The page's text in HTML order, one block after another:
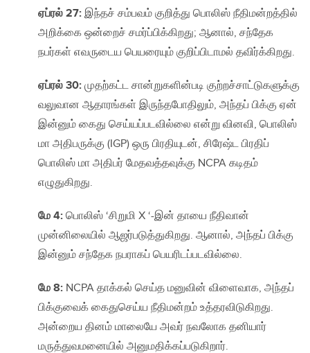
ஏப்ரல் 27: இந்தச் சம்பவம் குறித்து பொலிஸ் நீதிமன்றத்தில்
அறிக்கை ஒன்றைச் சமர்ப்பிக்கிறது; ஆனால், சந்தேக
நபர்கள் எவருடைய பெயரையும் குறிப்பிடாமல் தவிர்க்கிறது.
ஏப்ரல் 30: முதற்கட்ட சான்றுகளின்படி குற்றச்சாட்டுகளுக்கு
வலுவான ஆதாரங்கள் இருந்தபோதிலும், அந்தப் பிக்கு ஏன்
இன்னும் கைது செய்யப்படவில்லை என்று வினவி, பொலிஸ்
மா அதிபருக்கு (IGP) ஒரு பிரதியுடன், சிரேஷ்ட பிரதிப்
பொலிஸ் மா அதிபர் மேதவத்தவுக்கு NCPA கடிதம்
எழுதுகிறது.
மே 4: பொலிஸ் ‘சிறுமி X ‘-இன் தாயை நீதிவான்
முன்னிலையில் ஆஜர்படுத்துகிறது. ஆனால், அந்தப் பிக்கு
இன்னும் சந்தேக நபராகப் பெயரிடப்படவில்லை.
மே 8: NCPA தாக்கல் செய்த மனுவின் விளைவாக, அந்தப்
பிக்குவைக் கைதுசெய்ய நீதிமன்றம் உத்தரவிடுகிறது.
அன்றைய தினம் மாலையே அவர் நவலோக தனியார்
மருத்துவமனையில் அனுமதிக்கப்படுகிறார்.